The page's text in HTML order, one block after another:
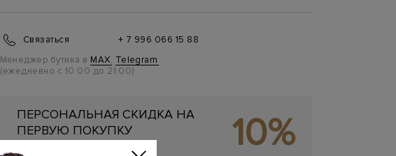
Связаться
+ 7 996 066 15 88
Менеджер бутика в MAX, Telegram
(ежедневно с 10:00 до 21:00)
ПЕРСОНАЛЬНАЯ СКИДКА НА
ПЕРВУЮ ПОКУПКУ
Подробнее 10%